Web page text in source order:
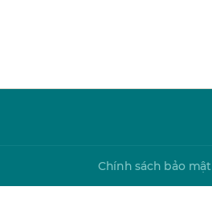
Chính sách bảo mật